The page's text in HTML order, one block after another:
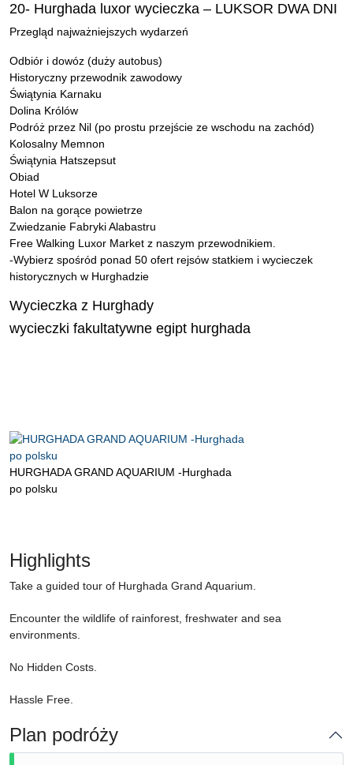
20- Hurghada luxor wycieczka – LUKSOR DWA DNI
Przegląd najważniejszych wydarzeń
Odbiór i dowóz (duży autobus)
Historyczny przewodnik zawodowy
Świątynia Karnaku
Dolina Królów
Podróż przez Nil (po prostu przejście ze wschodu na zachód)
Kolosalny Memnon
Świątynia Hatszepsut
Obiad
Hotel W Luksorze
Balon na gorące powietrze
Zwiedzanie Fabryki Alabastru
Free Walking Luxor Market z naszym przewodnikiem.
-Wybierz spośród ponad 50 ofert rejsów statkiem i wycieczek
historycznych w Hurghadzie
Wycieczka z Hurghady
wycieczki fakultatywne egipt hurghada
HURGHADA GRAND AQUARIUM -Hurghada
po polsku
Highlights
Take a guided tour of Hurghada Grand Aquarium.
Encounter the wildlife of rainforest, freshwater and sea
environments.
No Hidden Costs.
Hassle Free.
Plan podróży